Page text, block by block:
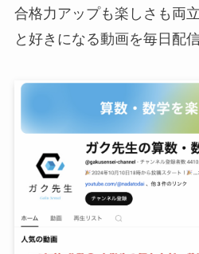
合格力アップも楽しさも両
と好きになる動画を毎日配信